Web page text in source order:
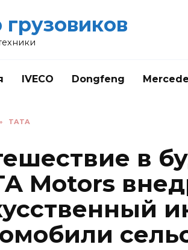
IVECO Dongfeng
TATA
в
Motors